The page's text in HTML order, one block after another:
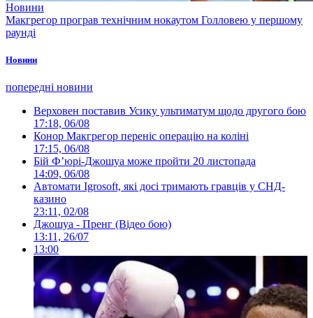
Новини
Макгрегор програв технічним нокаутом Голловею у першому
раунді
Новини
попередні новини
Верховен поставив Усику ультиматум щодо другого бою
17:18, 06/08
Конор Макгрегор переніс операцію на коліні
17:15, 06/08
Бій Ф’юрі-Джошуа може пройти 20 листопада
14:09, 06/08
Автомати Igrosoft, які досі тримають гравців у СНД-
казино
23:11, 02/08
Джошуа - Пренг (Відео бою)
13:11, 26/07
13:00